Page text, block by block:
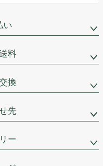
い
料
換
先
ー